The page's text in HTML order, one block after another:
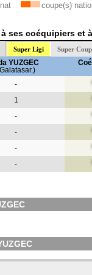
coupe(s)
ses coéquipiers et
Super Ligi Super
YUZGEC
-
1
-
-
-
-